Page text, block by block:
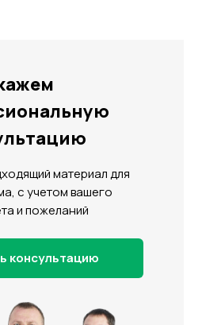
материал для
с учетом вашего
и пожеланий
консультацию